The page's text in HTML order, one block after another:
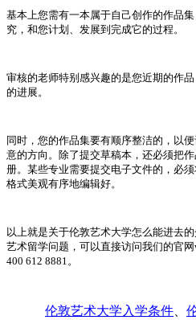
基本上您需有一本属于自己创作的作品
究，和您计划、发展到完成它的过程。
审核的老师特别感兴趣的是您近期的作
的进展。
同时，您的作品集要有顺序整洁的，以
意的方向。除了提交草稿本，还必须把
册。某些专业需要提交电子文件的，必
格式美观有序地编辑好。
以上就是关于伦敦艺术大学怎么能进去
艺术留学问题，可以直接访问我们的官
400 612 8881。
伦敦艺术大学入学条件